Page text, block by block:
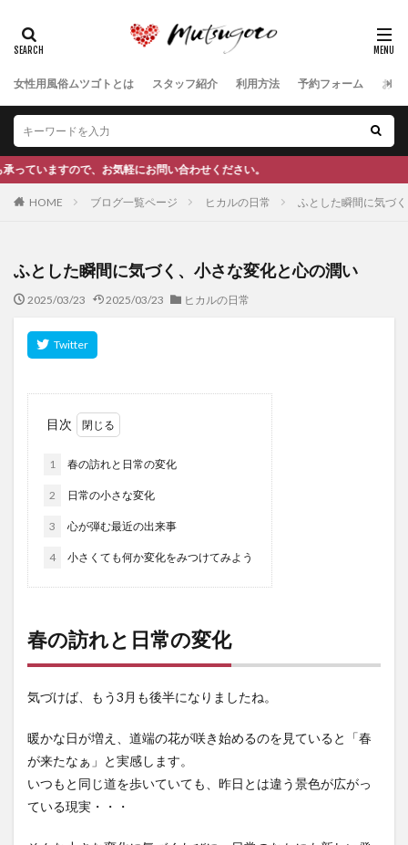
女性用風俗ムツゴトとは スタッフ紹介 利用方法 予約フォーム お客
ください。
HOME ブログ一覧ページ ヒカルの日常 ふとした瞬間に気づ
ふとした瞬間に気づく、小さな変化と心の潤い
2025/03/23 2025/03/23 ヒカルの日常
目次
1 春の訪れと日常の変化
2 日常の小さな変化
3 心が弾む最近の出来事
4 小さくても何か変化をみつけてみよう
春の訪れと日常の変化
気づけば、もう3月も後半になりましたね。
暖かな日が増え、道端の花が咲き始めるのを見ていると「春
が来たなぁ」と実感します。
いつもと同じ道を歩いていても、昨日とは違う景色が広がっ
ている現実・・・